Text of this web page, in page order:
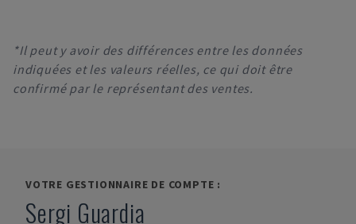
*Il peut y avoir des différences entre les données
indiquées et les valeurs réelles, ce qui doit être
confirmé par le représentant des ventes.
VOTRE GESTIONNAIRE DE COMPTE :
Sergi Guardia